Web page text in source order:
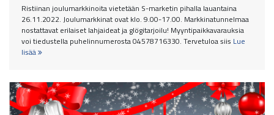
Ristiinan joulumarkkinoita vietetään S-marketin pihalla lauantaina
26.11.2022. Joulumarkkinat ovat klo. 9.00-17.00. Markkinatunnelmaa
nostattavat erilaiset lahjaideat ja glögitarjoilu! Myyntipaikkavarauksia
voi tiedustella puhelinnumerosta 04578716330. Tervetuloa siis Lue
lisää